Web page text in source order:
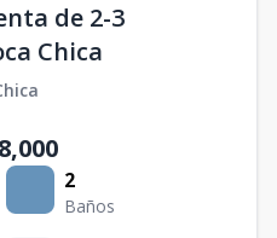
de 2-3
Chica
2
Baños